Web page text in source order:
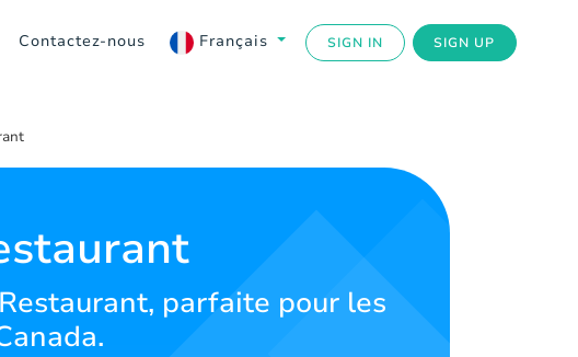
Contactez-nous Français SIGN IN SIGN UP
parfaite pour les